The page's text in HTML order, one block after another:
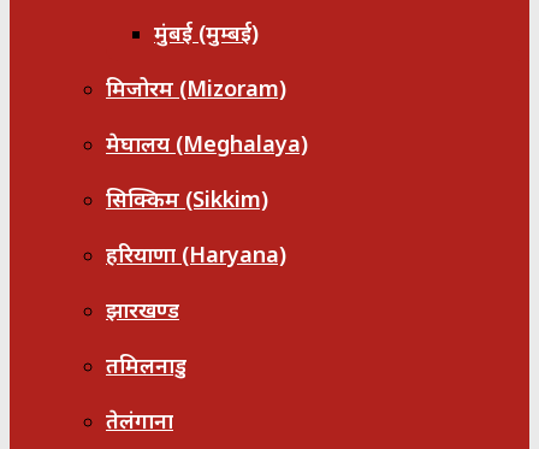
मुंबई (मुम्बई)
मिजोरम (Mizoram)
मेघालय (Meghalaya)
सिक्किम (Sikkim)
हरियाणा (Haryana)
झारखण्ड
तमिलनाडु
तेलंगाना